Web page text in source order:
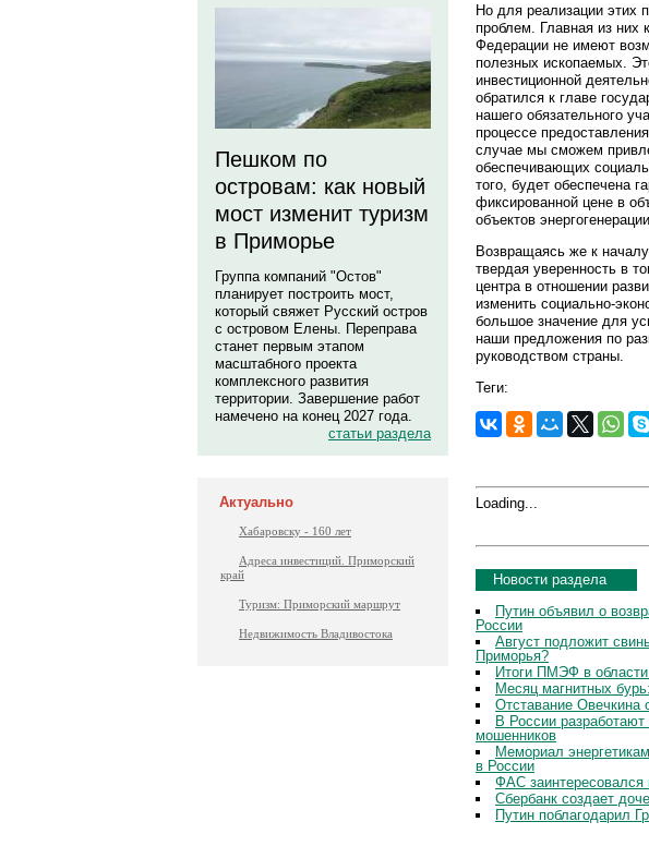
Пешком по
островам: как новый
мост изменит туризм
в Приморье
Группа компаний "Остов"
планирует построить мост,
который свяжет Русский остров
с островом Елены. Переправа
станет первым этапом
масштабного проекта
комплексного развития
территории. Завершение работ
намечено на конец 2027 года.
статьи раздела
Актуально
Хабаровску - 160 лет
Адреса инвестиций. Приморский
край
Туризм: Приморский маршрут
Недвижимость Владивостока
Но для реализации этих
проблем. Главная из них
Федерации не имеют
полезных ископаемых.
инвестиционной
обратился к главе
нашего обязательного
процессе
случае мы сможем
обеспечивающих
того, будет обеспечена
фиксированной цене в
объектов энергогенерации.
Возвращаясь же к
твердая уверенность в
центра в отношении
изменить социально-
большое значение для
наши предложения по
руководством страны.
Теги:
Loading...
Новости раздела
Путин объявил о
России
Август подложит
Приморья?
Итоги ПМЭФ в области
Месяц магнитных
Отставание Овечкина
В России
мошенников
Мемориал
в России
ФАС заинтересовался
Сбербанк создает
Путин поблагодарил